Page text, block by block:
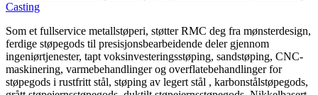
Som et fullservice metallstøperi, støtter RMC deg fra mønsterdesign,
ferdige støpegods til presisjonsbearbeidende deler gjennom
ingeniørtjenester, tapt voksinvesteringsstøping, sandstøping, CNC-
maskinering, varmebehandlinger og overflatebehandlinger for
støpegods i rustfritt stål, støping av legert stål , karbonstålstøpegods,